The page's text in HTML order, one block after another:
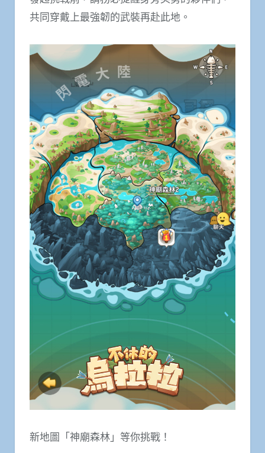
共同穿戴上最強韌的武裝再赴此地。
新地圖「神廟森林」等你挑戰！